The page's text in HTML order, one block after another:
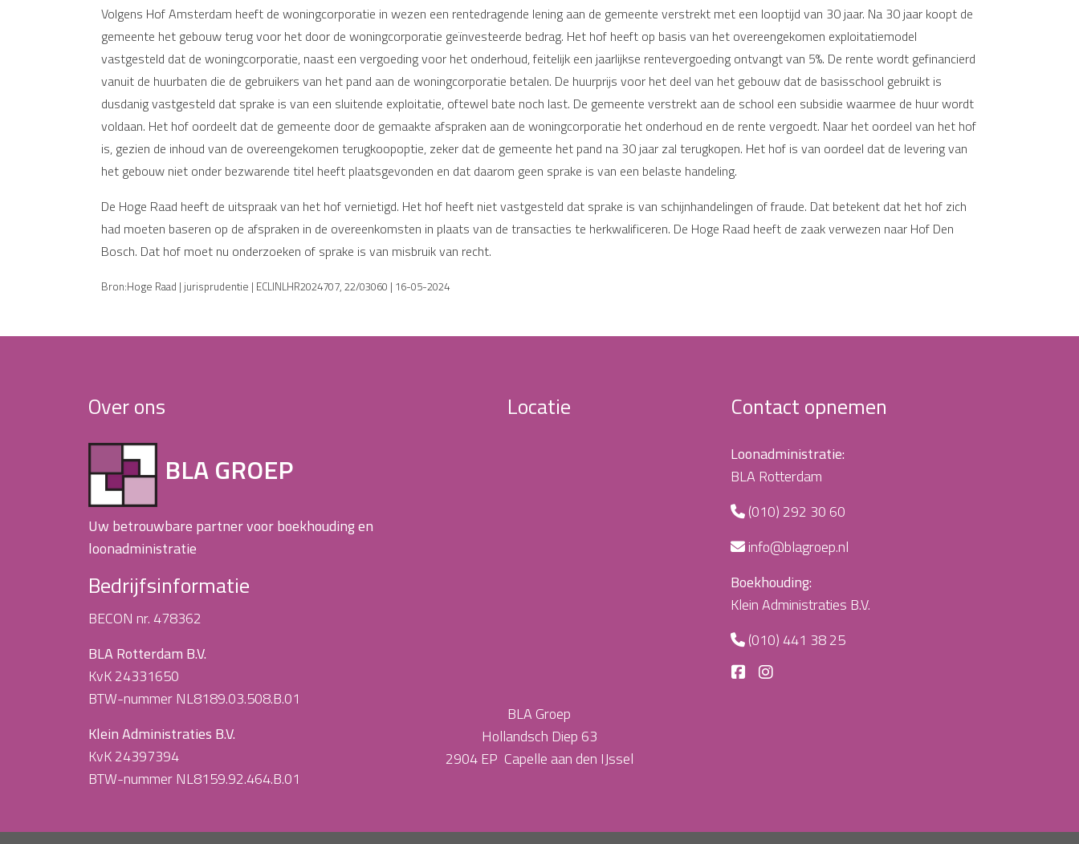
Volgens Hof Amsterdam heeft de woningcorporatie in wezen een rentedragende lening aan de gemeente verstrekt met een looptijd van 30 jaar. Na 30 jaar koopt de
gemeente het gebouw terug voor het door de woningcorporatie geïnvesteerde bedrag. Het hof heeft op basis van het overeengekomen exploitatiemodel
vastgesteld dat de woningcorporatie, naast een vergoeding voor het onderhoud, feitelijk een jaarlijkse rentevergoeding ontvangt van 5%. De rente wordt gefinancierd
vanuit de huurbaten die de gebruikers van het pand aan de woningcorporatie betalen. De huurprijs voor het deel van het gebouw dat de basisschool gebruikt is
dusdanig vastgesteld dat sprake is van een sluitende exploitatie, oftewel bate noch last. De gemeente verstrekt aan de school een subsidie waarmee de huur wordt
voldaan. Het hof oordeelt dat de gemeente door de gemaakte afspraken aan de woningcorporatie het onderhoud en de rente vergoedt. Naar het oordeel van het hof
is, gezien de inhoud van de overeengekomen terugkoopoptie, zeker dat de gemeente het pand na 30 jaar zal terugkopen. Het hof is van oordeel dat de levering van
het gebouw niet onder bezwarende titel heeft plaatsgevonden en dat daarom geen sprake is van een belaste handeling.
De Hoge Raad heeft de uitspraak van het hof vernietigd. Het hof heeft niet vastgesteld dat sprake is van schijnhandelingen of fraude. Dat betekent dat het hof zich
had moeten baseren op de afspraken in de overeenkomsten in plaats van de transacties te herkwalificeren. De Hoge Raad heeft de zaak verwezen naar Hof Den
Bosch. Dat hof moet nu onderzoeken of sprake is van misbruik van recht.
Bron:Hoge Raad | jurisprudentie | ECLINLHR2024707, 22/03060 | 16-05-2024
Over ons
BLA GROEP
Uw betrouwbare partner voor boekhouding en
loonadministratie
Bedrijfsinformatie
BECON nr. 478362
BLA Rotterdam B.V.
KvK 24331650
BTW-nummer NL8189.03.508.B.01
Klein Administraties B.V.
KvK 24397394
BTW-nummer NL8159.92.464.B.01
Locatie
BLA Groep
Hollandsch Diep 63
2904 EP Capelle aan den IJssel
Contact opnemen
Loonadministratie:
BLA Rotterdam
(010) 292 30 60
info@blagroep.nl
Boekhouding:
Klein Administraties B.V.
(010) 441 38 25